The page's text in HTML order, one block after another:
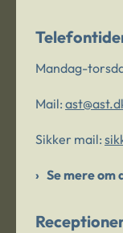
Mandag-
Mail:
Sikker mail:
Se mere